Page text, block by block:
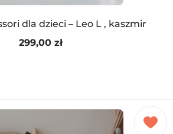
dla dzieci – Leo L , kaszmir
299,00 zł